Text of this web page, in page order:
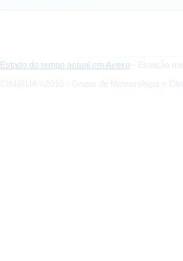
Estado do tempo actual em Aveiro - Estação
CliM@UA ©2010 - Grupo de Meteorologia e